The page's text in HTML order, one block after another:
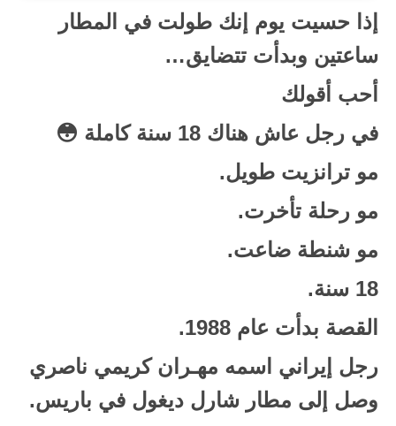
إذا حسيت يوم إنك طولت في المطار
ساعتين وبدأت تتضايق…
أحب أقولك
في رجل عاش هناك 18 سنة كاملة 😳
مو ترانزيت طويل.
مو رحلة تأخرت.
مو شنطة ضاعت.
18 سنة.
القصة بدأت عام 1988
.
رجل إيراني اسمه مهـران كريمي ناصري
وصل إلى مطار شارل ديغول في باريس.